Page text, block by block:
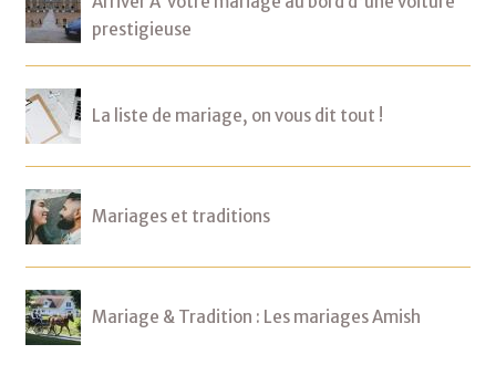
prestigieuse
La liste de mariage, on vous dit tout !
Mariages et traditions
Mariage & Tradition : Les mariages Amish